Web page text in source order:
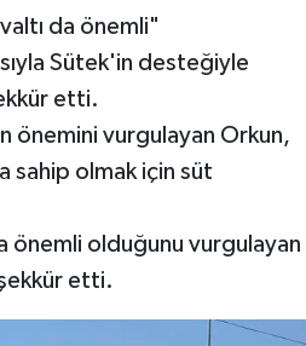
da önemli"
Sütek'in desteğiyle
etti.
önemini vurgulayan Orkun,
sahip olmak için süt
önemli olduğunu vurgulayan
etti.